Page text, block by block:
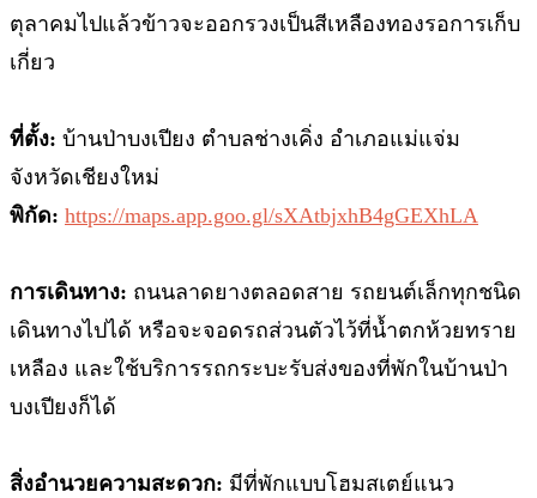
ตุลาคมไปแล้วข้าวจะออกรวงเป็นสีเหลืองทองรอการเก็บ
เกี่ยว
ที่ตั้ง: บ้านป่าบงเปียง ตำบลช่างเคิ่ง อำเภอแม่แจ่ม
จังหวัดเชียงใหม่
พิกัด: https://maps.app.goo.gl/sXAtbjxhB4gGEXhLA
การเดินทาง: ถนนลาดยางตลอดสาย รถยนต์เล็กทุกชนิด
เดินทางไปได้ หรือจะจอดรถส่วนตัวไว้ที่น้ำตกห้วยทราย
เหลือง และใช้บริการรถกระบะรับส่งของที่พักในบ้านป่า
บงเปียงก็ได้
สิ่งอำนวยความสะดวก: มีที่พักแบบโฮมสเตย์แนว